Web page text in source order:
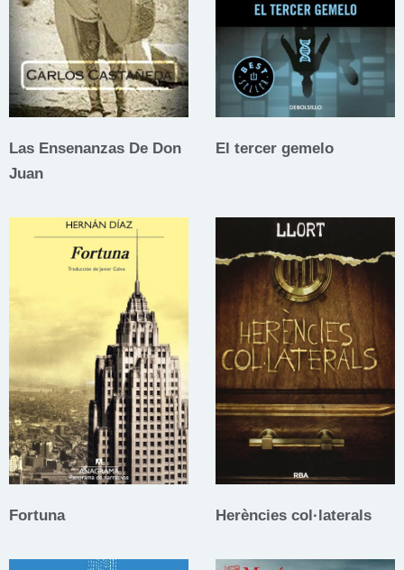
Las Ensenanzas De Don
Juan
El tercer gemelo
Fortuna Herències col·laterals